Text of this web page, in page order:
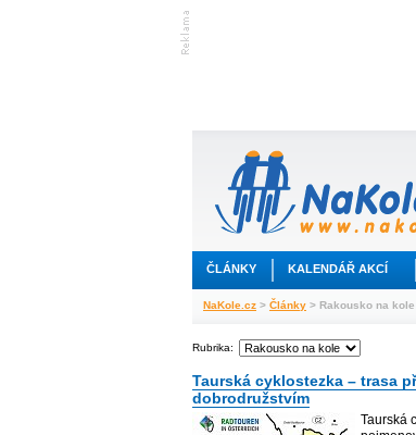
ČLÁNKY KALENDÁŘ AKCÍ
NaKole.cz > Články > Rakousko na kole
Rubrika:
Taurská cyklostezka – trasa
dobrodružstvím
Taurská